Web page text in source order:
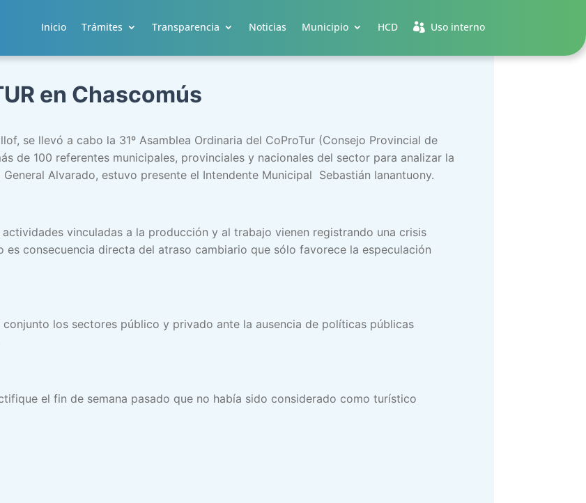
Inicio Trámites Transparencia Noticias Municipio HCD Uso interno
en Chascomús
se llevó a cabo la 31º Asamblea Ordinaria del CoProTur (Consejo Provincial de
de 100 referentes municipales, provinciales y nacionales del sector para analizar la
Alvarado, estuvo presente el Intendente Municipal Sebastián Ianantuony.
vinculadas a la producción y al trabajo vienen registrando una crisis
es consecuencia directa del atraso cambiario que sólo favorece la especulación
los sectores público y privado ante la ausencia de políticas públicas
el fin de semana pasado que no había sido considerado como turístico